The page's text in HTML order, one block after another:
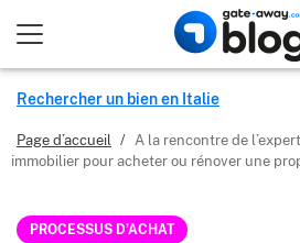
Rechercher un bien en Italie
Page d’accueil / A la rencontre de
immobilier pour acheter ou rénover une
PROCESSUS D’ACHAT